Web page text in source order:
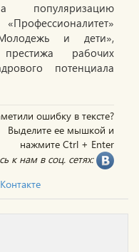
популяризацию
и дети»,
рабочих
потенциала
ошибку в тексте?
Выделите ее мышкой и
нажмите Ctrl + Enter
к нам в соц. сетях: